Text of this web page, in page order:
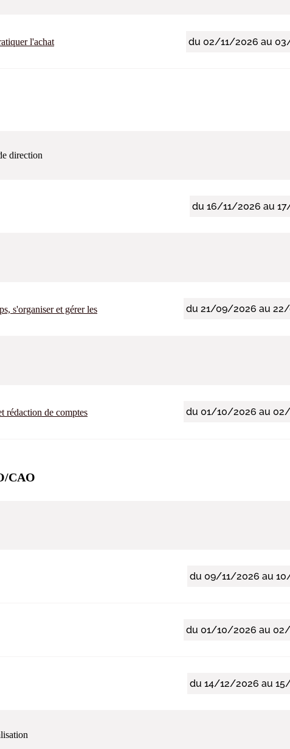
l'achat
direction
s'organiser et gérer les
rédaction de comptes
CAO